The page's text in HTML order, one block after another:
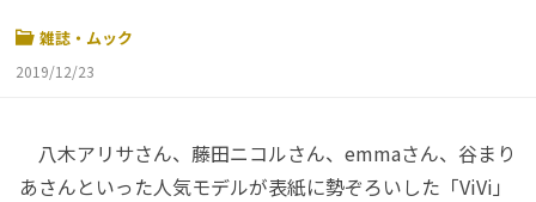
雑誌・ムック
2019/12/23
八木アリサさん、藤田ニコルさん、emmaさん、谷まり
あさんといった人気モデルが表紙に勢ぞろいした「ViVi」